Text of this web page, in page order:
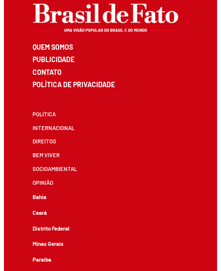
QUEM SOMOS
PUBLICIDADE
CONTATO
POLÍTICA DE PRIVACIDADE
POLÍTICA
INTERNACIONAL
DIREITOS
BEM VIVER
SOCIOAMBIENTAL
OPINIÃO
Bahia
Ceará
Distrito Federal
Minas Gerais
Paraíba